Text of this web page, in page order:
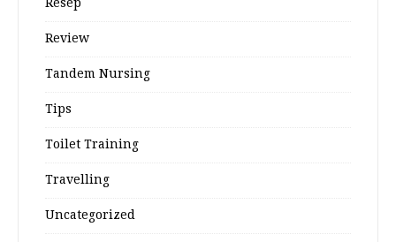
Review
Tandem Nursing
Tips
Toilet Training
Travelling
Uncategorized